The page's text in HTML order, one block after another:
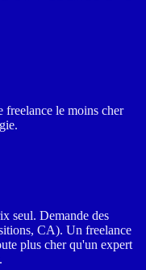
freelance le moins cher
seul. Demande des
CA). Un freelance
plus cher qu'un expert